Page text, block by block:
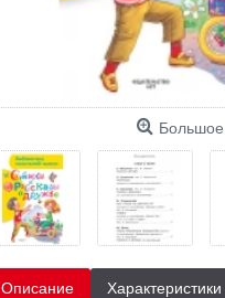
Описание Характеристики